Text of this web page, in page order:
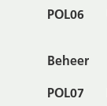
POL06
Beheer
POL07